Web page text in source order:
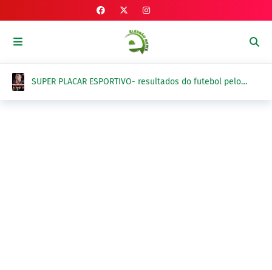
SUPER PLACAR ESPORTIVO- resultados do futebol pelo